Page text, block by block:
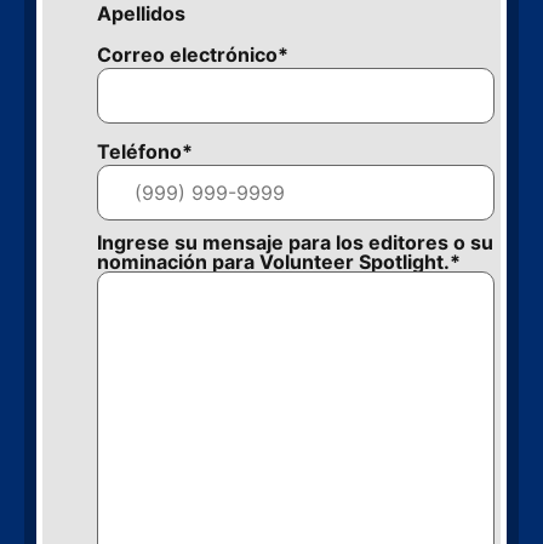
Apellidos
Correo electrónico*
Teléfono*
Ingrese su mensaje para los editores o su
nominación para Volunteer Spotlight.*